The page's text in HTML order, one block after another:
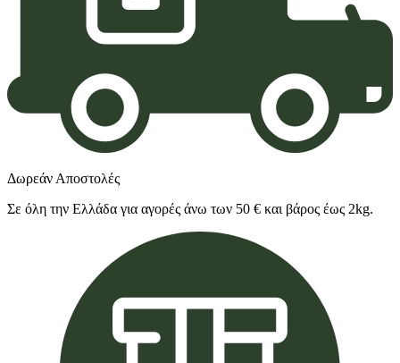
Δωρεάν Αποστολές
Σε όλη την Ελλάδα για αγορές άνω των 50 € και βάρος έως 2kg.